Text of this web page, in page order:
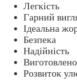
Легкість
Гарний
Ідеальна
Безпека
Надійність
Розвиток